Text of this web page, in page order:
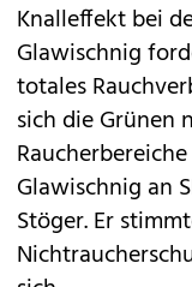
Knalleffekt bei
Glawischnig
totales
sich die Grünen
Glawischnig an
Stöger. Er